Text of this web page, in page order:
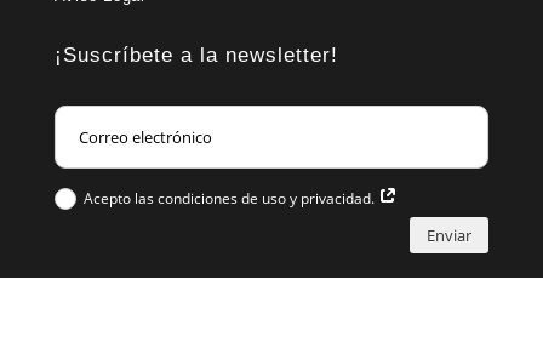
¡Suscríbete a la newsletter!
Acepto las condiciones de uso y privacidad.
Enviar